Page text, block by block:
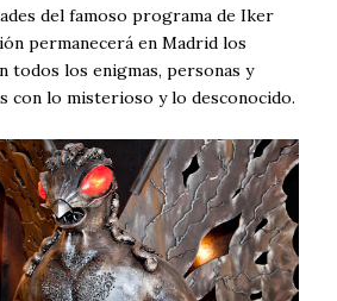
del famoso programa de Iker
permanecerá en Madrid los
todos los enigmas, personas y
con lo misterioso y lo desconocido.